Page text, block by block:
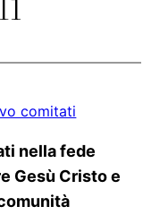
comitati
nella fede
Gesù Cristo e